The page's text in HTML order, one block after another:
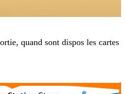
quand sont dispos les cartes